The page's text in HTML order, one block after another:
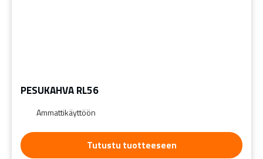
PESUKAHVA RL56
Ammattikäyttöön
Tutustu tuotteeseen